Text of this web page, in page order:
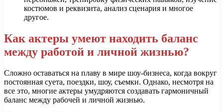
костюмов и реквизита, анализ сценария и многое
другое.
Как актеры умеют находить баланс
между работой и личной жизнью?
Сложно оставаться на плаву в мире шоу-бизнеса, когда вокруг
постоянная суета, поездки, шоу, съемки. Однако, несмотря на
все это, многие актеры умудряются создавать гармоничный
баланс между рабочей и личной жизнью.